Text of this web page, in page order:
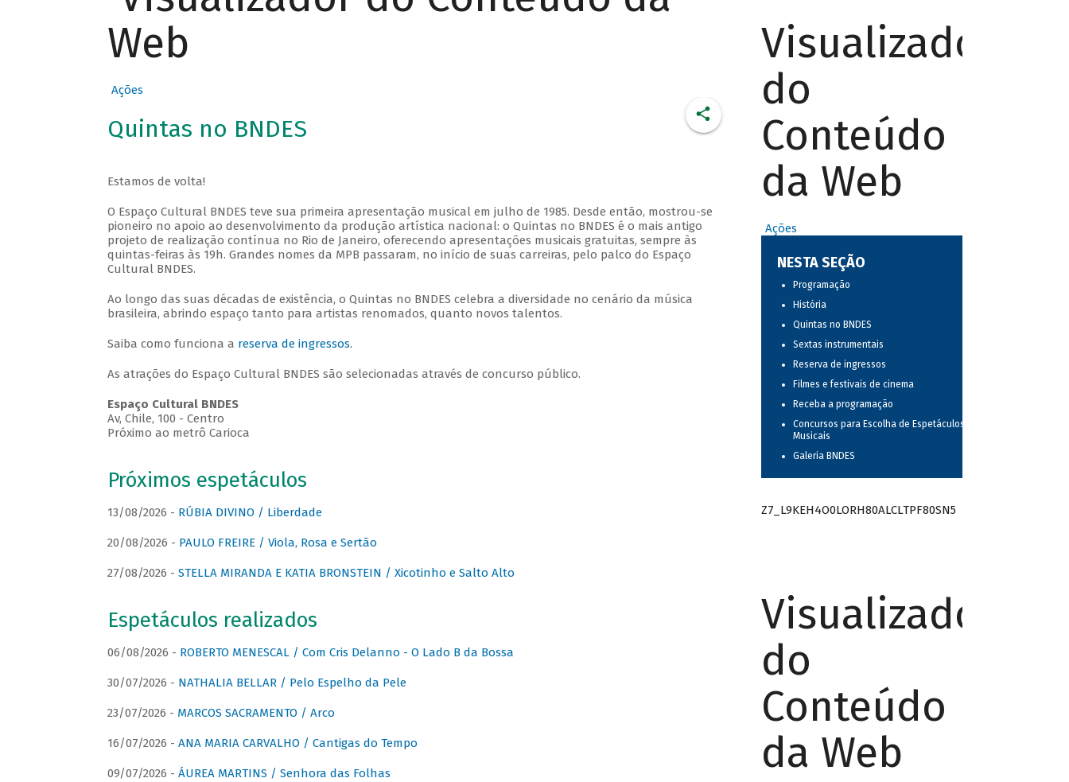
Web
Ações
Quintas no BNDES
Estamos de volta!
O Espaço Cultural BNDES teve sua primeira apresentação musical em julho de 1985. Desde então, mostrou-se
pioneiro no apoio ao desenvolvimento da produção artística nacional: o Quintas no BNDES é o mais antigo
projeto de realização contínua no Rio de Janeiro, oferecendo apresentações musicais gratuitas, sempre às
quintas-feiras às 19h. Grandes nomes da MPB passaram, no início de suas carreiras, pelo palco do Espaço
Cultural BNDES.
Ao longo das suas décadas de existência, o Quintas no BNDES celebra a diversidade no cenário da música
brasileira, abrindo espaço tanto para artistas renomados, quanto novos talentos.
Saiba como funciona a reserva de ingressos.
As atrações do Espaço Cultural BNDES são selecionadas através de concurso público.
Espaço Cultural BNDES
Av, Chile, 100 - Centro
Próximo ao metrô Carioca
Próximos espetáculos
13/08/2026 - RÚBIA DIVINO / Liberdade
20/08/2026 - PAULO FREIRE / Viola, Rosa e Sertão
27/08/2026 - STELLA MIRANDA E KATIA BRONSTEIN / Xicotinho e Salto Alto
Espetáculos realizados
06/08/2026 - ROBERTO MENESCAL / Com Cris Delanno - O Lado B da Bossa
30/07/2026 - NATHALIA BELLAR / Pelo Espelho da Pele
23/07/2026 - MARCOS SACRAMENTO / Arco
16/07/2026 - ANA MARIA CARVALHO / Cantigas do Tempo
09/07/2026 - ÁUREA MARTINS / Senhora das Folhas
Visualizador
do
Conteúdo
da Web
Ações
NESTA SEÇÃO
Programação
História
Quintas no BNDES
Sextas instrumentais
Reserva de ingressos
Filmes e festivais de cinema
Receba a programação
Concursos para Escolha de Espetáculos
Musicais
Galeria BNDES
Z7_L9KEH4O0LORH80ALCLTPF80SN5
Visualizador
do
Conteúdo
da Web